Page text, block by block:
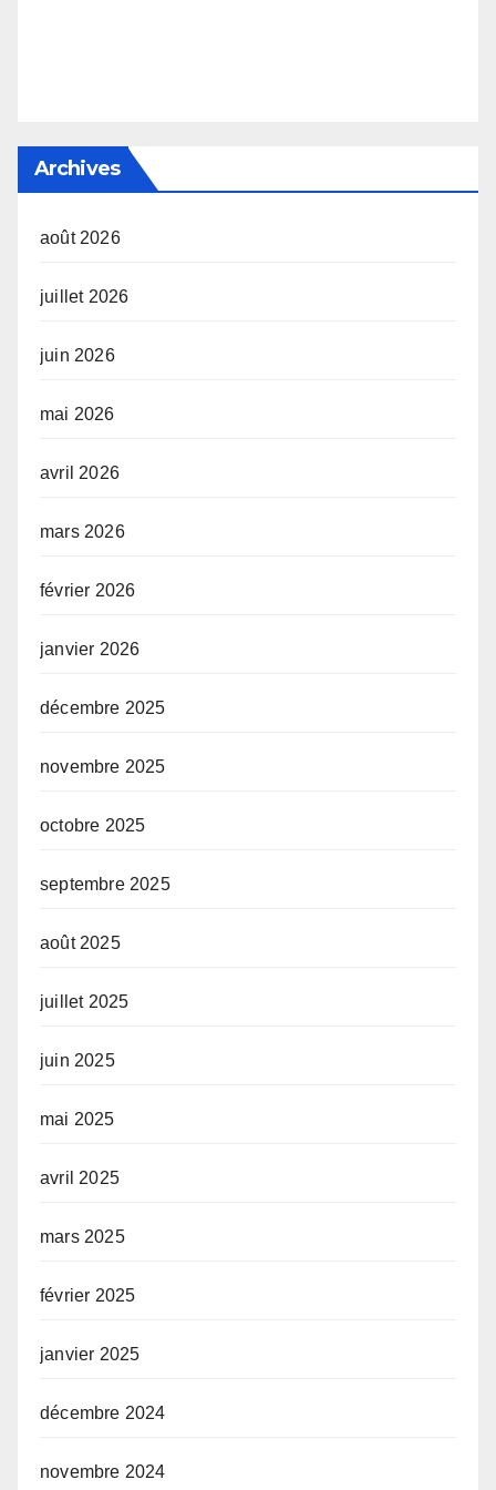
Archives
août 2026
juillet 2026
juin 2026
mai 2026
avril 2026
mars 2026
février 2026
janvier 2026
décembre 2025
novembre 2025
octobre 2025
septembre 2025
août 2025
juillet 2025
juin 2025
mai 2025
avril 2025
mars 2025
février 2025
janvier 2025
décembre 2024
novembre 2024